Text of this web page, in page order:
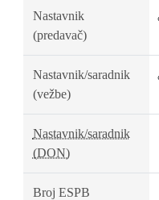
Nastavnik
(predavač)
Nastavnik/saradnik
(vežbe)
Nastavnik/saradnik
(DON)
Broj ESPB